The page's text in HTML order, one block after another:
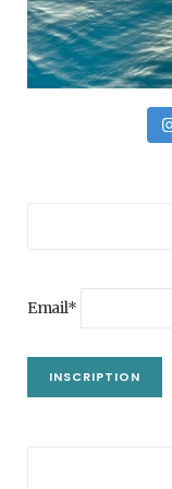
Email*